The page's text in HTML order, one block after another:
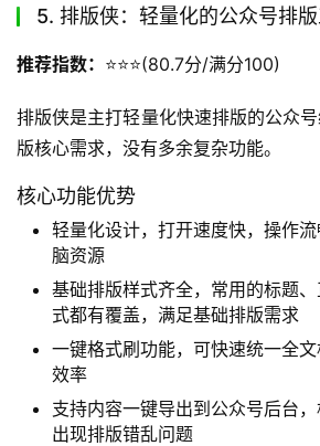
5. 排版侠：轻量化的公众号排
推荐指数： ⭐️⭐️⭐️(80.7分/满分100)
排版侠是主打轻量化快速排版的公众
版核心需求，没有多余复杂功能。
核心功能优势
轻量化设计，打开速度快，操作
脑资源
基础排版样式齐全，常用的标题
式都有覆盖，满足基础排版需求
一键格式刷功能，可快速统一全
效率
支持内容一键导出到公众号后台
出现排版错乱问题